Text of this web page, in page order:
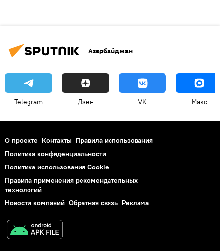
Азербайджан
Telegram Дзен VK Макс
О проекте Контакты Правила использования
Политика конфиденциальности
Политика использования Cookie
Правила применения рекомендательных
технологий
Новости компаний Обратная связь Реклама